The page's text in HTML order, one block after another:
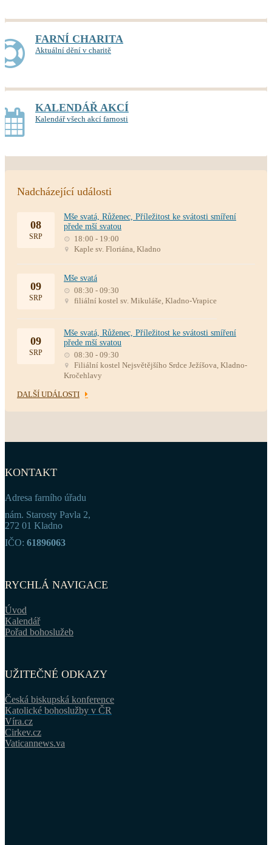
FARNÍ CHARITA
Aktuální dění v charitě
KALENDÁŘ AKCÍ
Kalendář všech akcí farnosti
Nadcházející události
08
SRP
Mše svatá, Růženec, Příležitost ke svátosti smíření
přede mší svatou
18:00 - 19:00
Kaple sv. Floriána, Kladno
09
SRP
Mše svatá
08:30 - 09:30
filiální kostel sv. Mikuláše, Kladno-Vrapice
09
SRP
Mše svatá, Růženec, Příležitost ke svátosti smíření
přede mší svatou
08:30 - 09:30
Filiální kostel Nejsvětějšího Srdce Ježíšova, Kladno-
Kročehlavy
DALŠÍ UDÁLOSTI
KONTAKT
Adresa farního úřadu
nám. Starosty Pavla 2,
272 01 Kladno
IČO: 61896063
RYCHLÁ NAVIGACE
Úvod
Kalendář
Pořad bohoslužeb
UŽITEČNÉ ODKAZY
Česká biskupská konference
Katolické bohoslužby v ČR
Víra.cz
Cirkev.cz
Vaticannews.va